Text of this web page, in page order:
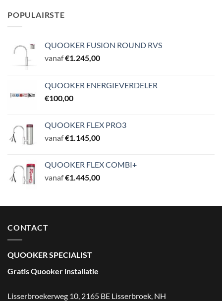
POPULAIRSTE
QUOOKER FUSION ROUND RVS
vanaf€1.245,00
QUOOKER ENERGIEVERDELER
€100,00
QUOOKER FLEX PRO3
vanaf€1.145,00
QUOOKER FLEX COMBI+
vanaf€1.445,00
CONTACT
QUOOKER SPECIALIST
Gratis Quooker installatie
Lisserbroekerweg 10, 2165 BE Lisserbroek, NH